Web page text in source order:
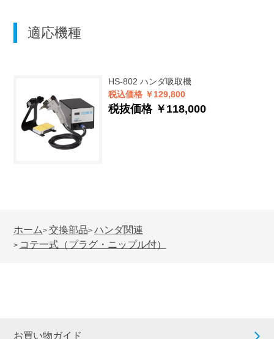
適応機種
HS-802 ハンダ吸取機
税込価格 ￥129,800
税抜価格 ￥118,000
ホーム> 交換部品> ハンダ関連
> コテ一式（プラグ・ニップル付）
お買い物ガイド